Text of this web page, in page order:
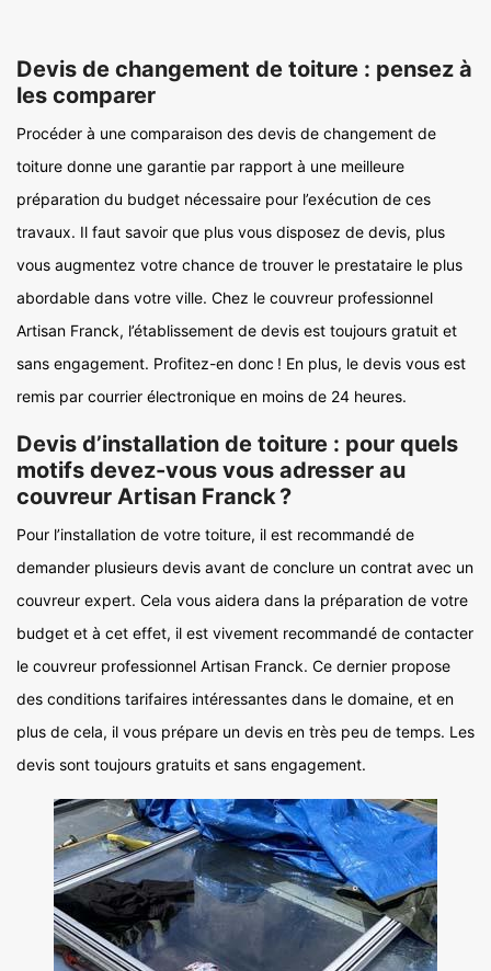
Devis de changement de toiture : pensez à
les comparer
Procéder à une comparaison des devis de changement de
toiture donne une garantie par rapport à une meilleure
préparation du budget nécessaire pour l’exécution de ces
travaux. Il faut savoir que plus vous disposez de devis, plus
vous augmentez votre chance de trouver le prestataire le plus
abordable dans votre ville. Chez le couvreur professionnel
Artisan Franck, l’établissement de devis est toujours gratuit et
sans engagement. Profitez-en donc ! En plus, le devis vous est
remis par courrier électronique en moins de 24 heures.
Devis d’installation de toiture : pour quels
motifs devez-vous vous adresser au
couvreur Artisan Franck ?
Pour l’installation de votre toiture, il est recommandé de
demander plusieurs devis avant de conclure un contrat avec un
couvreur expert. Cela vous aidera dans la préparation de votre
budget et à cet effet, il est vivement recommandé de contacter
le couvreur professionnel Artisan Franck. Ce dernier propose
des conditions tarifaires intéressantes dans le domaine, et en
plus de cela, il vous prépare un devis en très peu de temps. Les
devis sont toujours gratuits et sans engagement.